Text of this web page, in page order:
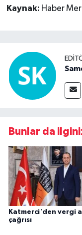
Kaynak: Haber
Bunlar da
Katmerci'den vergi
çağrısı